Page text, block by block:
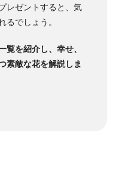
レゼントすると、気
るでしょう。
覧を紹介し、幸せ、
素敵な花を解説しま